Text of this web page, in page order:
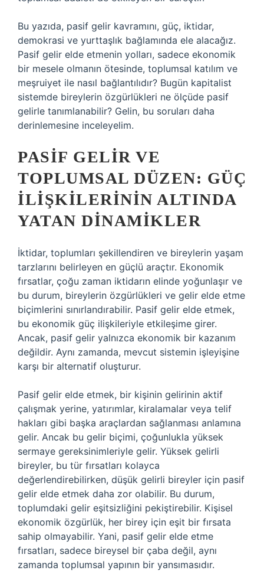
Bu yazıda, pasif gelir kavramını, güç, iktidar,
demokrasi ve yurttaşlık bağlamında ele alacağız.
Pasif gelir elde etmenin yolları, sadece ekonomik
bir mesele olmanın ötesinde, toplumsal katılım ve
meşruiyet ile nasıl bağlantılıdır? Bugün kapitalist
sistemde bireylerin özgürlükleri ne ölçüde pasif
gelirle tanımlanabilir? Gelin, bu soruları daha
derinlemesine inceleyelim.
PASIF GELIR VE
TOPLUMSAL DÜZEN: GÜÇ
İLIŞKILERININ ALTINDA
YATAN DINAMIKLER
İktidar, toplumları şekillendiren ve bireylerin yaşam
tarzlarını belirleyen en güçlü araçtır. Ekonomik
fırsatlar, çoğu zaman iktidarın elinde yoğunlaşır ve
bu durum, bireylerin özgürlükleri ve gelir elde etme
biçimlerini sınırlandırabilir. Pasif gelir elde etmek,
bu ekonomik güç ilişkileriyle etkileşime girer.
Ancak, pasif gelir yalnızca ekonomik bir kazanım
değildir. Aynı zamanda, mevcut sistemin işleyişine
karşı bir alternatif oluşturur.
Pasif gelir elde etmek, bir kişinin gelirinin aktif
çalışmak yerine, yatırımlar, kiralamalar veya telif
hakları gibi başka araçlardan sağlanması anlamına
gelir. Ancak bu gelir biçimi, çoğunlukla yüksek
sermaye gereksinimleriyle gelir. Yüksek gelirli
bireyler, bu tür fırsatları kolayca
değerlendirebilirken, düşük gelirli bireyler için pasif
gelir elde etmek daha zor olabilir. Bu durum,
toplumdaki gelir eşitsizliğini pekiştirebilir. Kişisel
ekonomik özgürlük, her birey için eşit bir fırsata
sahip olmayabilir. Yani, pasif gelir elde etme
fırsatları, sadece bireysel bir çaba değil, aynı
zamanda toplumsal yapının bir yansımasıdır.